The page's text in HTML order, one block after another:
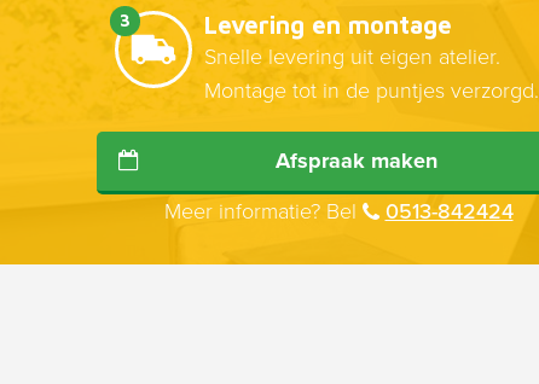
3 Levering en montage
Snelle levering uit eigen atelier.
Montage tot in de puntjes verzorgd.
Afspraak maken
Meer informatie? Bel
0513-842424